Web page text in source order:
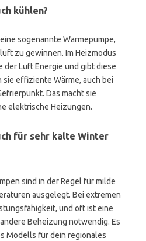
kühlen?
sogenannte Wärmepumpe,
zu gewinnen. Im Heizmodus
der Luft Energie und gibt diese
sie effiziente Wärme, auch bei
Das macht sie
elektrische Heizungen.
für sehr kalte Winter
sind in der Regel für milde
ausgelegt. Bei extremen
und oft ist eine
Beheizung notwendig. Es
Modells für dein regionales